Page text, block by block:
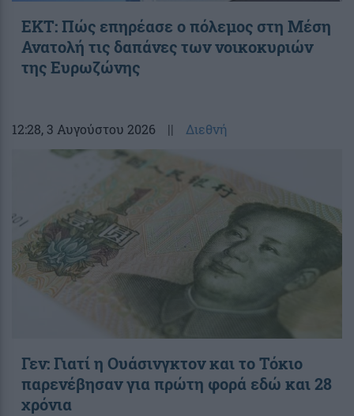
ΕΚΤ: Πώς επηρέασε ο πόλεμος στη Μέση
Ανατολή τις δαπάνες των νοικοκυριών
της Ευρωζώνης
12:28, 3 Αυγούστου 2026 || Διεθνή
Γεν: Γιατί η Ουάσινγκτον και το Τόκιο
παρενέβησαν για πρώτη φορά εδώ και 28
χρόνια